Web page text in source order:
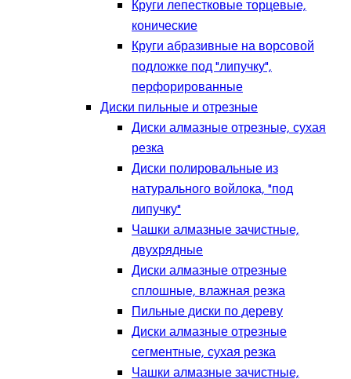
Круги лепестковые торцевые,
конические
Круги абразивные на ворсовой
подложке под "липучку",
перфорированные
Диски пильные и отрезные
Диски алмазные отрезные, сухая
резка
Диски полировальные из
натурального войлока, "под
липучку"
Чашки алмазные зачистные,
двухрядные
Диски алмазные отрезные
сплошные, влажная резка
Пильные диски по дереву
Диски алмазные отрезные
сегментные, сухая резка
Чашки алмазные зачистные,